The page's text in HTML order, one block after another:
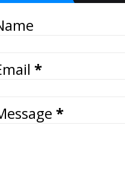
*
*